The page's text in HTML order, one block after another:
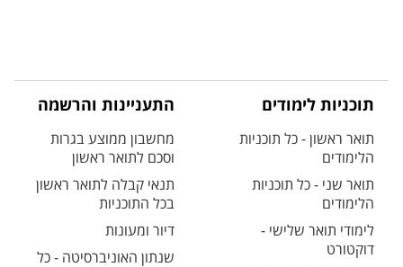
תוכניות לימודים
תואר ראשון - כל תוכניות
הלימודים
תואר שני - כל תוכניות
הלימודים
לימודי תואר שלישי -
דוקטורט
התעניינות והרשמה
מחשבון ממוצע בגרות
וסכם לתואר ראשון
תנאי קבלה לתואר ראשון
בכל התוכניות
דיור ומעונות
שנתון האוניברסיטה - כל